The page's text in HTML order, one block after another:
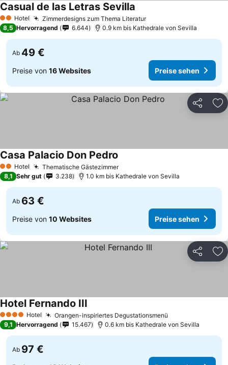
2 Sterne
Hotel Zimmerdesigns zum Thema Literatur
Casual de las Letras Sevilla
8,5 Hervorragend 6.644 0.9 km bis Kathedrale von Sevilla
Ab 49 €
Preise von 16 Websites Preise sehen
Teilen
2 Sterne
Hotel Thematische Gästezimmer
Casa Palacio Don Pedro
8,1 Sehr gut 3.238 1.0 km bis Kathedrale von Sevilla
Ab 63 €
Preise von 10 Websites Preise sehen
Teilen
4 Sterne Hotel Orangen-inspiriertes Degustationsmenü
Hotel Fernando III
9,1 Hervorragend 15.467 0.6 km bis Kathedrale von Sevilla
Ab 97 €